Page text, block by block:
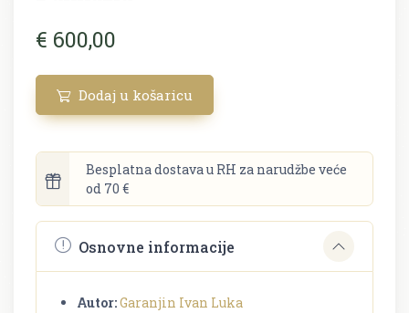
€ 600,00
Dodaj u košaricu
Besplatna dostava u RH za narudžbe veće
od 70 €
Osnovne informacije
Autor:Garanjin Ivan Luka